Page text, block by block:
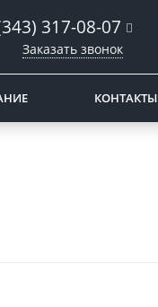
317-08-07
Заказать звонок
КОНТАКТЫ